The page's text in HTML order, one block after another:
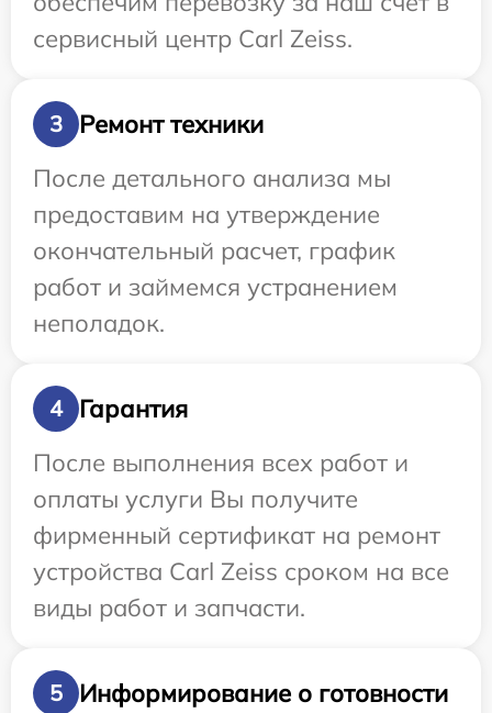
сервисный центр Carl Zeiss.
3
Ремонт техники
После детального анализа мы
предоставим на утверждение
окончательный расчет, график
работ и займемся устранением
неполадок.
4
Гарантия
После выполнения всех работ и
оплаты услуги Вы получите
фирменный сертификат на ремонт
устройства Carl Zeiss сроком на все
виды работ и запчасти.
5
Информирование о готовности